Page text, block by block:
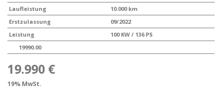
Laufleistung
10.000 km
Erstzulassung
09/2022
Leistung
100 KW / 136 PS
19990.00
19.990 €
19% MwSt.